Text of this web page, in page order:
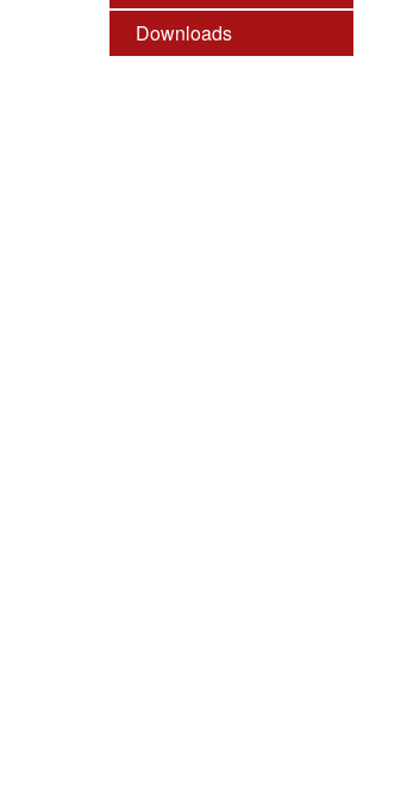
Downloads